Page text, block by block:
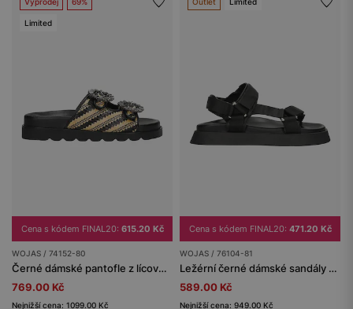
Limited
Cena s kódem FINAL20: 615.20 Kč
WOJAS / 74152-80
Černé dámské pantofle z lícové kůže a rafie s křišťálovou ozdobou
769.00 Kč
Nejnižší cena: 1099.00 Kč
Cena s kódem FINAL20: 471.20 Kč
WOJAS / 76104-81
Ležérní černé dámské sandály z kvalitní kůže
589.00 Kč
Nejnižší cena: 949.00 Kč